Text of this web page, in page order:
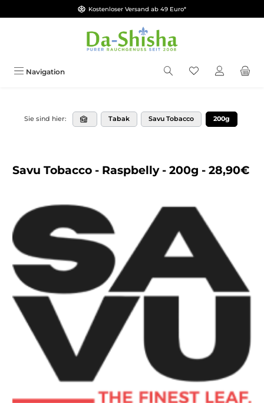
Zum Hauptinhalt springenKostenloser Versand ab 49 Euro*
Navigation Du hast 0
Sie sind hier: Tabak Savu Tobacco 200g
Savu Tobacco - Raspbelly - 200g - 28,90€